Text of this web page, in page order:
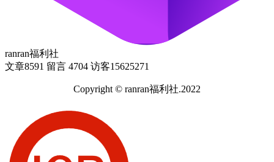
ranran福利社
文章8591 留言 4704 访客15625271
Copyright © ranran福利社.2022